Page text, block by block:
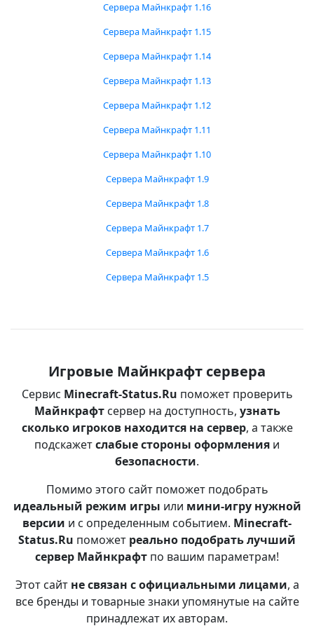
Сервера Майнкрафт 1.16
Сервера Майнкрафт 1.15
Сервера Майнкрафт 1.14
Сервера Майнкрафт 1.13
Сервера Майнкрафт 1.12
Сервера Майнкрафт 1.11
Сервера Майнкрафт 1.10
Сервера Майнкрафт 1.9
Сервера Майнкрафт 1.8
Сервера Майнкрафт 1.7
Сервера Майнкрафт 1.6
Сервера Майнкрафт 1.5
Игровые Майнкрафт сервера
Сервис Minecraft-Status.Ru поможет проверить
Майнкрафтсервер на доступность, узнать
сколько игроков находится на сервер, а также
подскажетслабые стороны оформления и
безопасности.
Помимо этого сайт поможет подобрать
идеальный режим игры или мини-игру нужной
версии и с определенным событием. Minecraft-
Status.Ru поможет реально подобрать лучший
сервер Майнкрафт по вашим параметрам!
Этот сайт не связан с официальными лицами, а
все бренды и товарные знаки упомянутые на сайте
принадлежат их авторам.